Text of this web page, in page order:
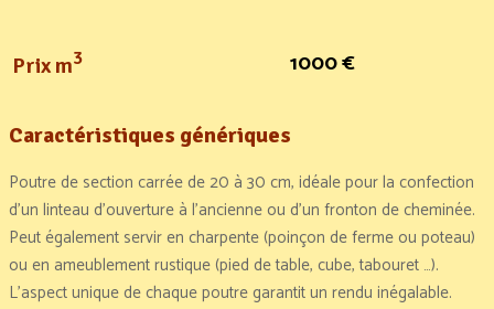
Prix m3 1000 €
Caractéristiques génériques
Poutre de section carrée de 20 à 30 cm, idéale pour la confection
d’un linteau d’ouverture à l’ancienne ou d’un fronton de cheminée.
Peut également servir en charpente (poinçon de ferme ou poteau)
ou en ameublement rustique (pied de table, cube, tabouret …).
L’aspect unique de chaque poutre garantit un rendu inégalable.